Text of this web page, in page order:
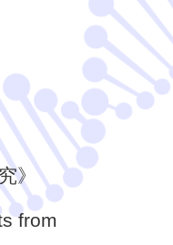
》
from